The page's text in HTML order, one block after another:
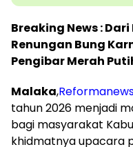
Breaking News :
Renungan Bung
Pengibar Merah
Malaka,
tahun 2026 menjadi
bagi masyarakat
khidmatnya upacara